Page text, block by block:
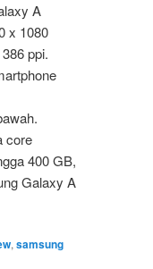
A
x 1080
ppi.
core
400 GB,
Galaxy A
, samsung